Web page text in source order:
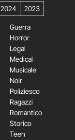
2024 2023
Guerra
Horror
Legal
Medical
Musicale
Noir
Poliziesco
Ragazzi
Romantico
Storico
Teen